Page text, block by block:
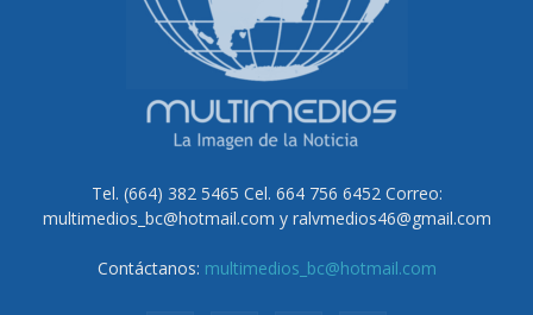
Tel. (664) 382 5465 Cel. 664 756 6452 Correo:
multimedios_bc@hotmail.com y ralvmedios46@gmail.com
Contáctanos: multimedios_bc@hotmail.com